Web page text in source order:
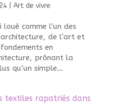
| Art de vivre
comme l’un des
de l’art et
en
prônant la
qu’un simple...
textiles rapatriés dans